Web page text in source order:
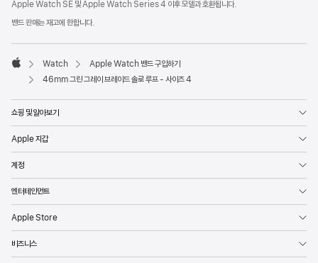
Apple Watch SE 및 Apple Watch Series 4 이후 모델과 호환됩니다.
밴드 판매는 재고에 한합니다.
Apple
Watch
Apple Watch 밴드 구입하기
46mm 그린 그레이 브레이드 솔로 루프 - 사이즈 4
쇼핑 및 알아보기
Apple 지갑
계정
엔터테인먼트
Apple Store
비즈니스